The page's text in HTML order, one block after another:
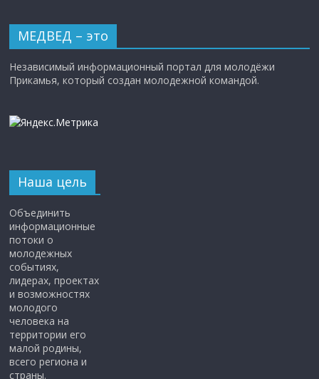
МЕДВЕД – это
Независимый информационный портал для молодёжи
Прикамья, который создан молодежной командой.
Наша цель
Объединить
информационные
потоки о
молодежных
событиях,
лидерах, проектах
и возможностях
молодого
человека на
территории его
малой родины,
всего региона и
страны.